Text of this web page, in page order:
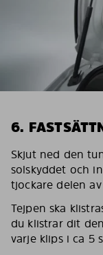
6.
Skjut ned den
solskyddet och
tjockare delen
Tejpen ska
du klistrar dit
varje klips i ca 5